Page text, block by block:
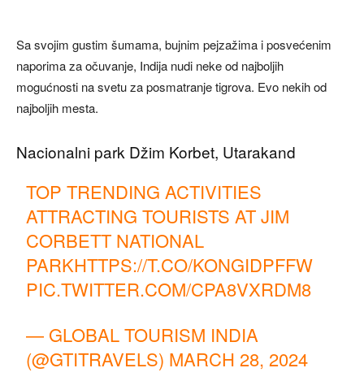
Sa svojim gustim šumama, bujnim pejzažima i posvećenim
naporima za očuvanje, Indija nudi neke od najboljih
mogućnosti na svetu za posmatranje tigrova. Evo nekih od
najboljih mesta.
Nacionalni park Džim Korbet, Utarakand
TOP TRENDING ACTIVITIES
ATTRACTING TOURISTS AT JIM
CORBETT NATIONAL
PARKHTTPS://T.CO/KONGIDPFFW
PIC.TWITTER.COM/CPA8VXRDM8
— GLOBAL TOURISM INDIA
(@GTITRAVELS) MARCH 28, 2024